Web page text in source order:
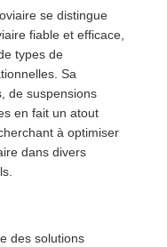
se distingue
fiable et efficace,
types de
Sa
de suspensions
en fait un atout
à optimiser
dans divers
des solutions